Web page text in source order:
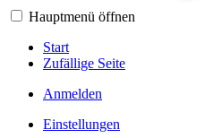
Hauptmenü öffnen
Start
Zufällige Seite
Anmelden
Einstellungen